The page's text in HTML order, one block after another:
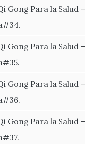
Gong Para la Salud –
Gong Para la Salud –
Gong Para la Salud –
Gong Para la Salud –